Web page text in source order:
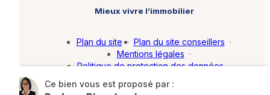
Ce bien vous est proposé par :
Mieux vivre l’immobilier
Plan du site · Plan du site conseillers ·
Mentions légales ·
Politique de protection des données ·